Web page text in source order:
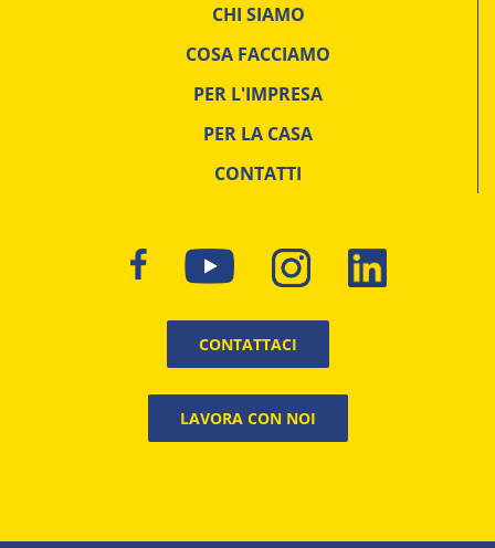
CHI SIAMO
COSA FACCIAMO
PER L'IMPRESA
PER LA CASA
CONTATTI
CONTATTACI
LAVORA CON NOI